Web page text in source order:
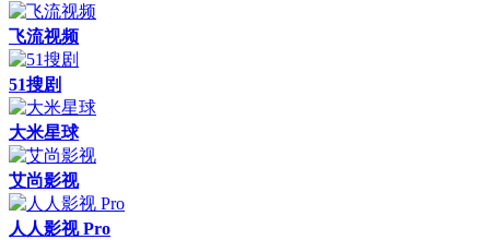
飞流视频
51搜剧
大米星球
艾尚影视
人人影视 Pro